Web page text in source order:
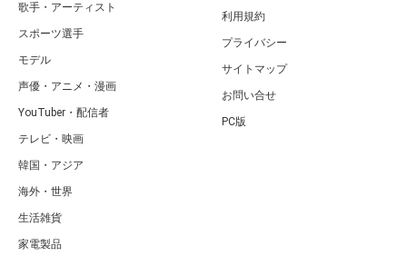
歌手・アーティスト
スポーツ選手
モデル
声優・アニメ・漫画
YouTuber・配信者
テレビ・映画
韓国・アジア
海外・世界
生活雑貨
家電製品
利用規約
プライバシー
サイトマップ
お問い合せ
PC版